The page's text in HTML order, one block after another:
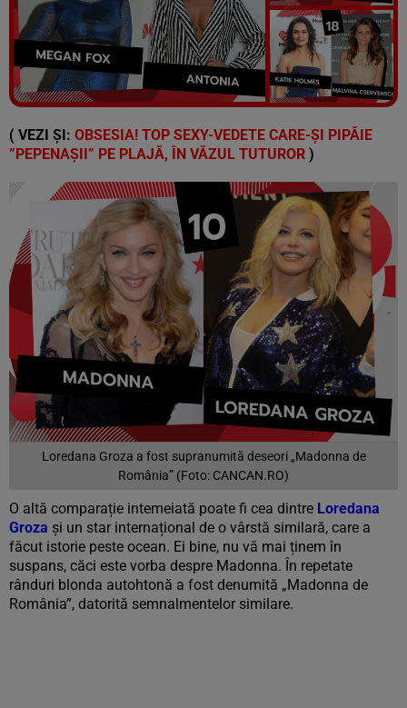
Vezi galeria foto
20 poze
( VEZI ȘI: OBSESIA! TOP SEXY-VEDETE CARE-ȘI PIPĂIE
”PEPENAȘII” PE PLAJĂ, ÎN VĂZUL TUTUROR )
Loredana Groza a fost supranumită deseori „Madonna de
România” (Foto: CANCAN.RO)
O altă comparație intemeiată poate fi cea dintre Loredana
Groza și un star internațional de o vârstă similară, care a
făcut istorie peste ocean. Ei bine, nu vă mai ținem în
suspans, căci este vorba despre Madonna. În repetate
rânduri blonda autohtonă a fost denumită „Madonna de
România”, datorită semnalmentelor similare.